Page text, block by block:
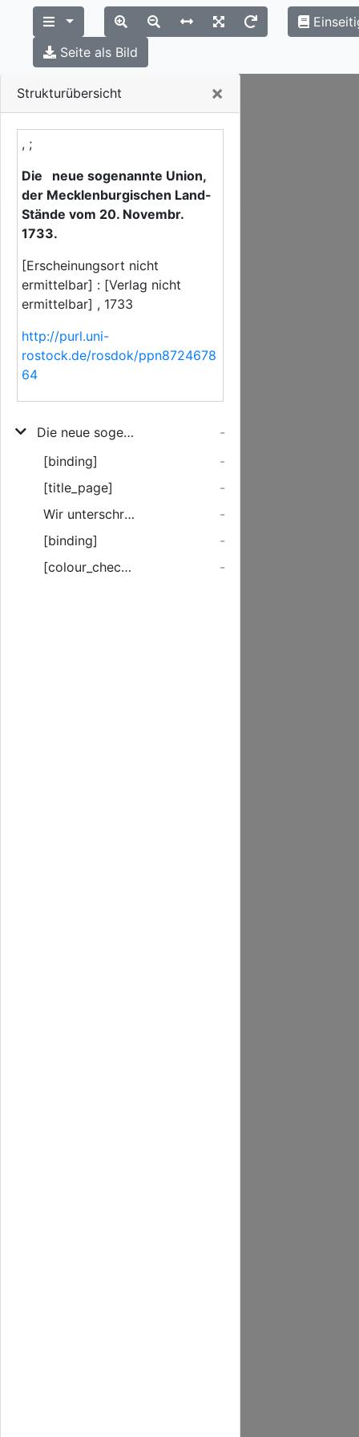
Strukturübersicht ×
, ;
Die neue sogenannte Union,
der Mecklenburgischen Land-
Stände vom 20. Novembr.
1733.
[Erscheinungsort nicht
ermittelbar] : [Verlag nicht
ermittelbar] , 1733
http://purl.uni-
rostock.de/rosdok/ppn8724678
64
Die neue sogenannte Union, der Mecklenburgischen Land-Stände vom 20. Novembr. 1733.
-
[binding]
-
[title_page]
-
Wir unterschriebene von der Ritterschaft und Städten der Fürstenthümer und Lande Mecklenburg ...
-
[binding]
-
[colour_checker]
-
Seite als Bild